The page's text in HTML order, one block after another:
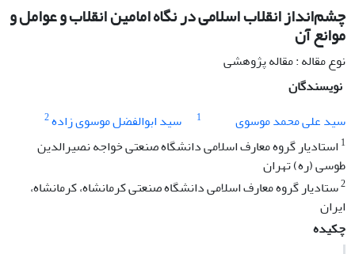
چشم‌انداز انقلاب اسلامی در نگاه امامین انقلاب و عوامل و
موانع آن
نوع مقاله : مقاله پژوهشی
نویسندگان
سید علی محمد موسوی
1 سید ابوالفضل موسوی زاده2
1 استادیار گروه معارف اسلامی دانشگاه صنعتی خواجه نصیرالدین
طوسی (ره) تهران
2ستادیار گروه معارف اسلامی دانشگاه صنعتی کرمانشاه، کرمانشاه،
ایران
چکیده